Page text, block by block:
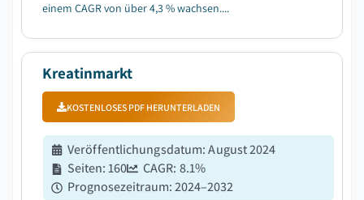
einem CAGR von über 4,3 % wachsen....
Kreatinmarkt
KOSTENLOSES PDF HERUNTERLADEN
Veröffentlichungsdatum:August 2024
Seiten:160 CAGR: 8.1%
Prognosezeitraum:2024–2032